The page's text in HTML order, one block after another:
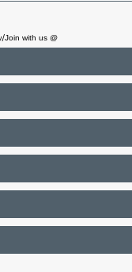
Join with us @